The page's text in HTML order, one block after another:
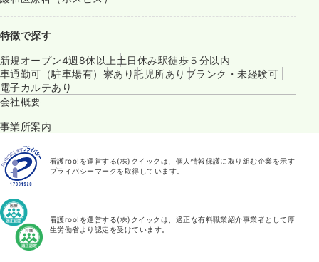
特徴で探す
新規オープン4週8休以上 土日休み駅徒歩５分以内
車通勤可（駐車場有） 寮あり託児所あり ブランク・未経験可
電子カルテあり
会社概要
事業所案内
看護roo!を運営する(株)クイックは、個人情報保護に取り組む企業を示す
プライバシーマークを取得しています。
看護roo!を運営する(株)クイックは、適正な有料職業紹介事業者として厚
生労働省より認定を受けています。